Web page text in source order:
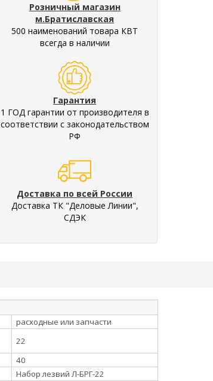
Розничный магазин
м.Братиславская
500 наименований товара КВТ
всегда в наличии
Гарантия
1 ГОД гарантии от производителя в
соответствии с законодательством
РФ
Доставка по всей России
Доставка ТК "Деловые Линии",
СДЭК
расходные или запчасти
22
40
Набор лезвий Л-БРГ-22